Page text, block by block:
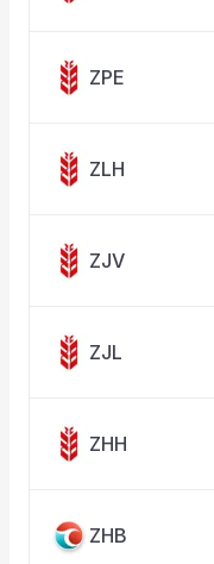
ZPE
ZLH
ZJV
ZJL
ZHH
ZHB